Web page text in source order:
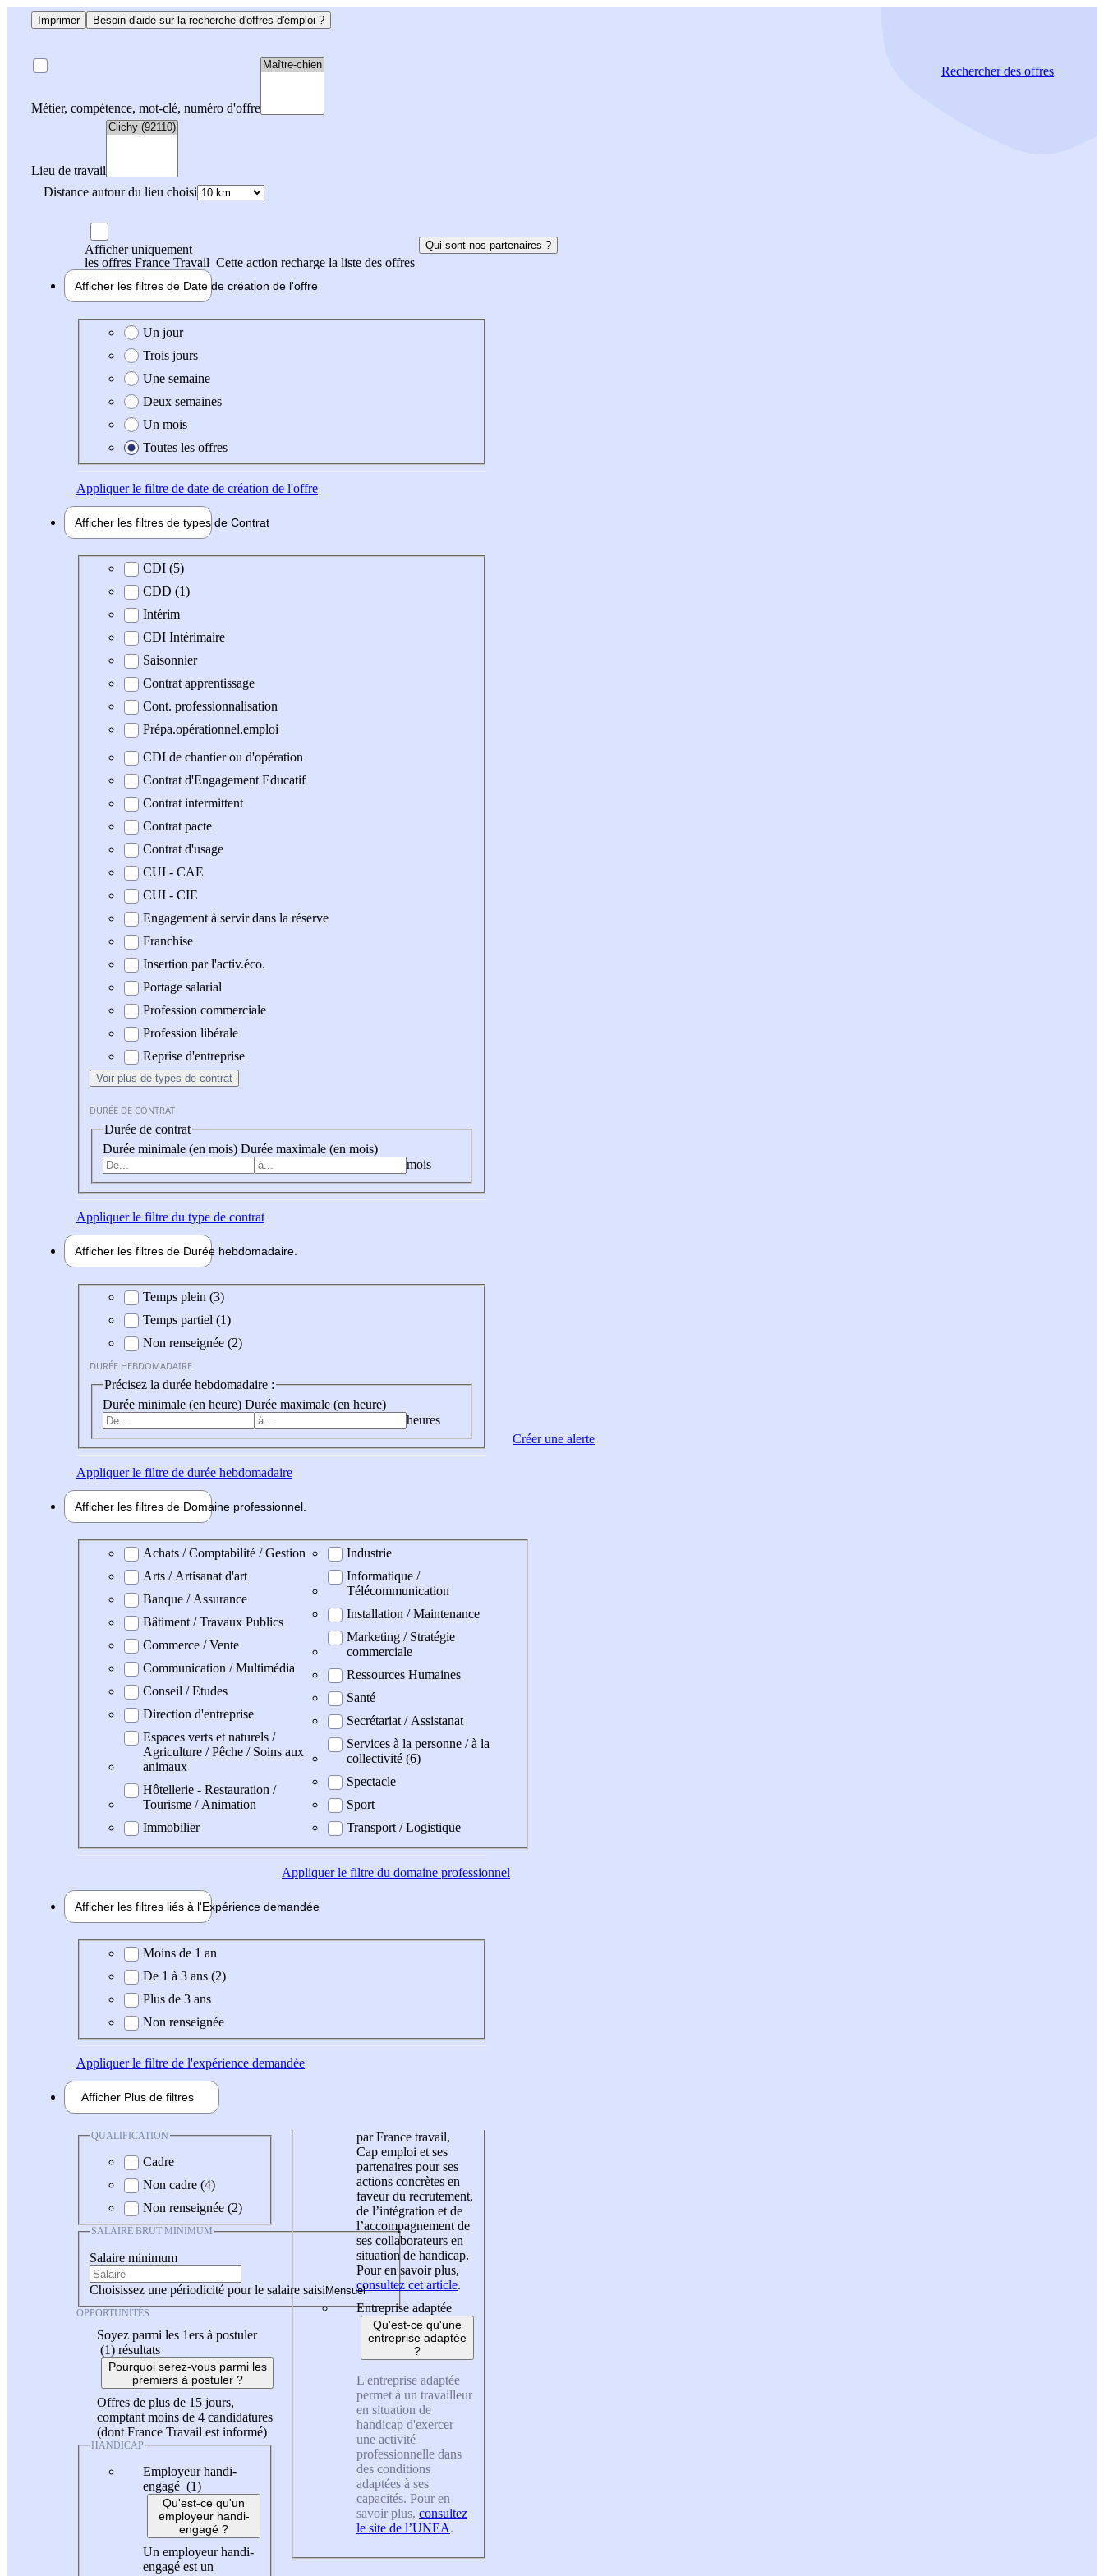
Imprimer Besoin d'aide sur la recherche d'offres d'emploi ?
Métier, compétence, mot-clé, numéro d'offre
Lieu de travail
Distance autour du lieu choisi
Rechercherdes offres
Afficher uniquement
les offres France Travail Cette action recharge la liste des offres
Qui sont nos partenaires ?
Afficher les filtres de Date de création de l'offre
Date de création de l'offre
Un jour
Trois jours
Une semaine
Deux semaines
Un mois
Toutes les offres
Appliquerle filtre de date de création de l'offre
Afficher les filtres de types de Contrat
Type de contrat
CDI (5)
CDD (1)
Intérim
CDI Intérimaire
Saisonnier
Contrat apprentissage
Cont. professionnalisation
Prépa.opérationnel.emploi
CDI de chantier ou d'opération
Contrat d'Engagement Educatif
Contrat intermittent
Contrat pacte
Contrat d'usage
CUI - CAE
CUI - CIE
Engagement à servir dans la réserve
Franchise
Insertion par l'activ.éco.
Portage salarial
Profession commerciale
Profession libérale
Reprise d'entreprise
Voir plus de types de contrat
DURÉE DE CONTRAT
Durée de contrat
Durée minimale (en mois) Durée maximale (en mois)
mois
Appliquerle filtre du type de contrat
Afficher les filtres de Durée hebdomadaire
Durée hebdomadaire
Temps plein (3)
Temps partiel (1)
Non renseignée (2)
DURÉE HEBDOMADAIRE
Précisez la durée hebdomadaire :
Durée minimale (en heure) Durée maximale (en heure)
heures
Appliquerle filtre de durée hebdomadaire
Afficher les filtres de Domaine professionnel
Domaine professionel
Achats / Comptabilité / Gestion
Arts / Artisanat d'art
Banque / Assurance
Bâtiment / Travaux Publics
Commerce / Vente
Communication / Multimédia
Conseil / Etudes
Direction d'entreprise
Espaces verts et naturels /
Agriculture / Pêche / Soins aux
animaux
Hôtellerie - Restauration /
Tourisme / Animation
Immobilier
Industrie
Informatique /
Télécommunication
Installation / Maintenance
Marketing / Stratégie
commerciale
Ressources Humaines
Santé
Secrétariat / Assistanat
Services à la personne / à la
collectivité (6)
Spectacle
Sport
Transport / Logistique
Appliquerle filtre du domaine professionnel
Afficher les filtres liés à l'Expérience demandée
Expérience demandée
Moins de 1 an
De 1 à 3 ans (2)
Plus de 3 ans
Non renseignée
Appliquerle filtre de l'expérience demandée
Afficher Plus de filtres
QUALIFICATION
Cadre
Non cadre (4)
Non renseignée (2)
SALAIRE BRUT MINIMUM
Salaire minimum
Choisissez une périodicité pour le salaire saisi
OPPORTUNITÉS
Soyez parmi les 1ers à postuler
(1) résultats
Pourquoi serez-vous parmi les
premiers à postuler ?
Offres de plus de 15 jours,
comptant moins de 4 candidatures
(dont France Travail est informé)
HANDICAP
Employeur handi-
engagé (1)
Qu'est-ce qu'un
employeur handi-
engagé ?
Un employeur handi-
engagé est un
par France travail,
Cap emploi et ses
partenaires pour ses
actions concrètes en
faveur du recrutement,
de l’intégration et de
l’accompagnement de
ses collaborateurs en
situation de handicap.
Pour en savoir plus,
consultez cet article.
Entreprise adaptée
Qu'est-ce qu'une
entreprise adaptée
?
L'entreprise adaptée
permet à un travailleur
en situation de
handicap d'exercer
une activité
professionnelle dans
des conditions
adaptées à ses
capacités. Pour en
savoir plus, consultez
le site de l’UNEA.
Créer une alerte